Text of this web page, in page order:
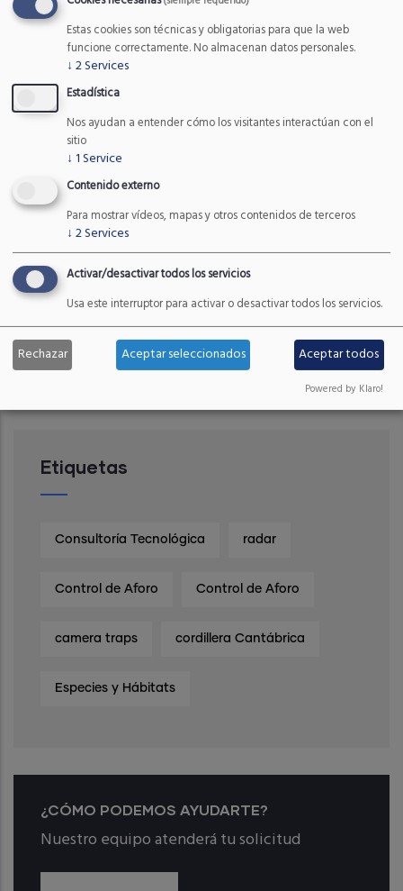
Últimas noticias
Nueva app de la Fundación Oso
de Asturias
NOV, 2022
Reunión RUSI
Etiquetas
Consultoría Tecnológica radar
Control de Aforo Control de Aforo
camera traps cordillera Cantábrica
Especies y Hábitats
¿CÓMO PODEMOS AYUDARTE?
Nuestro equipo atenderá tu solicitud
Estas cookies son técnicas y obligatorias para que la web
funcione correctamente. No almacenan datos personales.
↓ 2Services
Estadística
Nos ayudan a entender cómo los visitantes interactúan con el
sitio
↓ 1 Service
Contenido externo
Para mostrar vídeos, mapas y otros contenidos de terceros
↓ 2Services
Activar/desactivar todos los servicios
Usa este interruptor para activar o desactivar todos los servicios.
Rechazar Aceptar seleccionados Aceptar todos
Powered by Klaro!